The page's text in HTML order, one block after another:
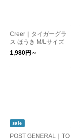
Creer｜タイガーグラ
ス ほうき M/Lサイズ
1,980円～
sale
POST GENERAL｜TO